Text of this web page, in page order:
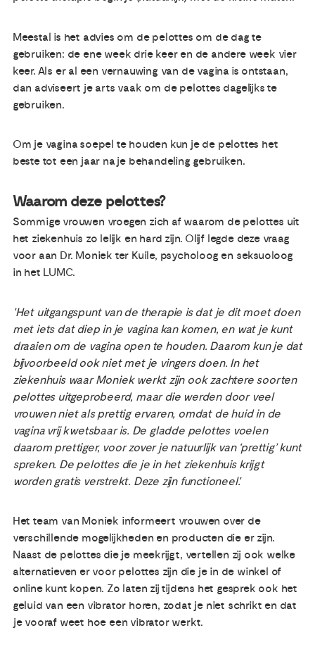
Meestal is het advies om de pelottes om de dag te
gebruiken: de ene week drie keer en de andere week vier
keer. Als er al een vernauwing van de vagina is ontstaan,
dan adviseert je arts vaak om de pelottes dagelijks te
gebruiken.
Om je vagina soepel te houden kun je de pelottes het
beste tot een jaar na je behandeling gebruiken.
Waarom deze pelottes?
Sommige vrouwen vroegen zich af waarom de pelottes uit
het ziekenhuis zo lelijk en hard zijn. Olijf legde deze vraag
voor aan Dr. Moniek ter Kuile, psycholoog en seksuoloog
in het LUMC.
'Het uitgangspunt van de therapie is dat je dit moet doen
met ietsdat diep in je vagina kan komen, en wat je kunt
draaien om de vagina open te houden. Daarom kun je dat
bijvoorbeeld ook niet met je vingers doen. In het
ziekenhuis waar Moniek werkt zijn ook zachtere soorten
pelottes uitgeprobeerd, maar die werden door veel
vrouwen niet als prettig ervaren, omdat de huid in de
vagina vrij kwetsbaar is. De gladde pelottes voelen
daarom prettiger, voor zover je natuurlijk van ‘prettig’ kunt
spreken. De pelottes die je in het ziekenhuis krijgt
worden gratis verstrekt. Deze zijn functioneel'.
Het team van Moniek informeert vrouwen over de
verschillende mogelijkheden en producten die er zijn.
Naast de pelottes die je meekrijgt, vertellen zij ook welke
alternatieven er voor pelottes zijn die je in de winkel of
online kunt kopen. Zo laten zij tijdens het gesprek ook het
geluid van een vibrator horen, zodat je niet schrikt en dat
je vooraf weet hoe een vibrator werkt.